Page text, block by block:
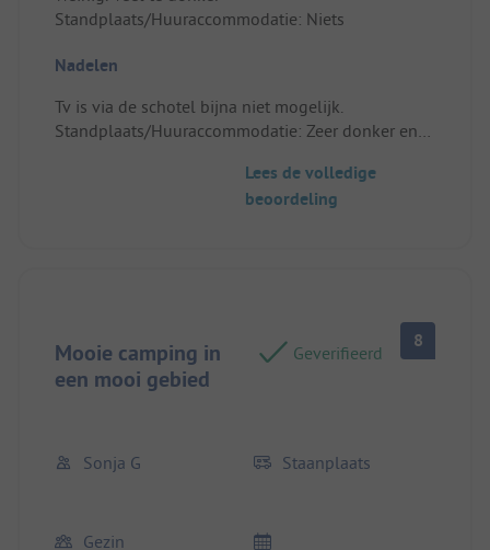
Standplaats/Huuraccommodatie: Niets
Nadelen
Tv is via de schotel bijna niet mogelijk.
Standplaats/Huuraccommodatie: Zeer donker en
Lees de volledige
beoordeling
Mooie camping in
een mooi gebied
Geverifieerd
8
Sonja G Staanplaats
Gezin